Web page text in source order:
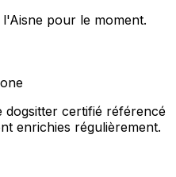
l'Aisne pour le moment.
dogsitter certifié référencé
enrichies régulièrement.